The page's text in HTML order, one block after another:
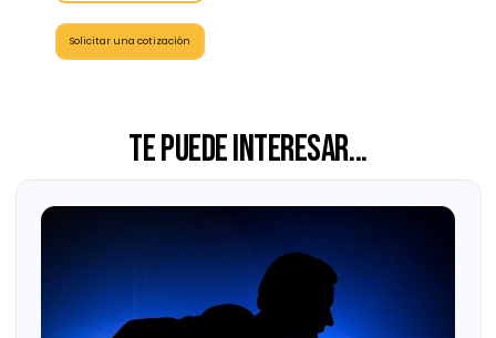
completamente virtual y personalizado, va más allá de una
simple evaluación, ofreciendo un camino hacia el desarrollo
líderes y fortalecer la cultura organizacional para un éxito